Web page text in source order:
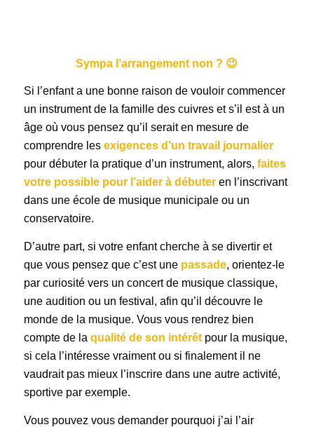
Sympa l’arrangement non ? 😉
Si l’enfant a une bonne raison de vouloir commencer
un instrument de la famille des cuivres et s’il est à un
âge où vous pensez qu’il serait en mesure de
comprendre les exigences d’un travail journalier
pour débuter la pratique d’un instrument, alors, faites
votre possible pour l’aider à débuteren l’inscrivant
dans une école de musique municipale ou un
conservatoire.
D’autre part, si votre enfant cherche à se divertir et
que vous pensez que c’est une passade, orientez-le
par curiosité vers un concert de musique classique,
une audition ou un festival, afin qu’il découvre le
monde de la musique. Vous vous rendrez bien
compte de la qualité de son intérêtpour la musique,
si cela l’intéresse vraiment ou si finalement il ne
vaudrait pas mieux l’inscrire dans une autre activité,
sportive par exemple.
Vous pouvez vous demander pourquoi j’ai l’air